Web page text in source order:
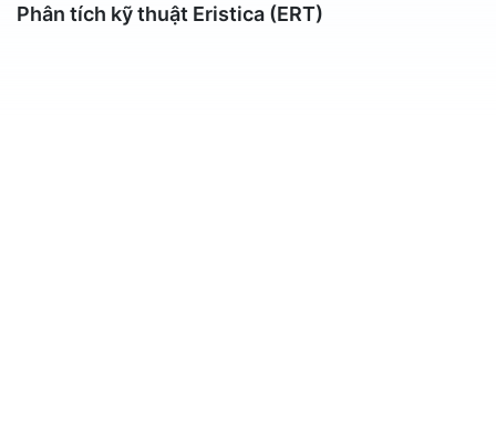
Phân tích kỹ thuật Eristica (ERT)